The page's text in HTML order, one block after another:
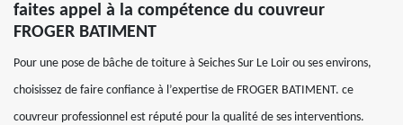
faites appel à la compétence du couvreur
FROGER BATIMENT
Pour une pose de bâche de toiture à Seiches Sur Le Loir ou ses environs,
choisissez de faire confiance à l’expertise de FROGER BATIMENT. ce
couvreur professionnel est réputé pour la qualité de ses interventions.